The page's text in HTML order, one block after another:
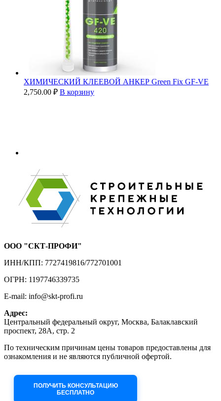
ХИМИЧЕСКИЙ КЛЕЕВОЙ АНКЕР Green Fix GF-VE
2,750.00 ₽ В корзину
ООО "СКТ-ПРОФИ"
ИНН/КПП: 7727419816/772701001
ОГРН: 1197746339735
E-mail: info@skt-profi.ru
Адрес:
Центральный федеральный округ, Москва, Балаклавский
проспект, 28А, стр. 2
По техническим причинам цены товаров предоставлены для
ознакомления и не являются публичной офертой.
ПОЛУЧИТЬ КОНСУЛЬТАЦИЮ
БЕСПЛАТНО